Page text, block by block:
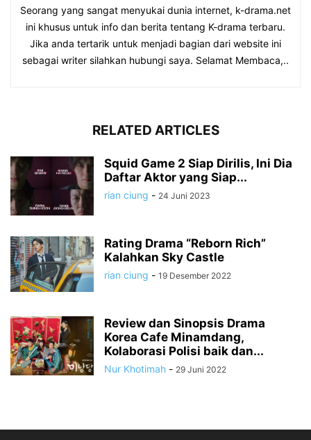
Seorang yang sangat menyukai dunia internet, k-drama.net
ini khusus untuk info dan berita tentang K-drama terbaru.
Jika anda tertarik untuk menjadi bagian dari website ini
sebagai writer silahkan hubungi saya. Selamat Membaca,..
RELATED ARTICLES
Squid Game 2 Siap Dirilis, Ini Dia
Daftar Aktor yang Siap...
rian ciung - 24 Juni 2023
Rating Drama “Reborn Rich”
Kalahkan Sky Castle
rian ciung - 19 Desember 2022
Review dan Sinopsis Drama
Korea Cafe Minamdang,
Kolaborasi Polisi baik dan...
Nur Khotimah - 29 Juni 2022